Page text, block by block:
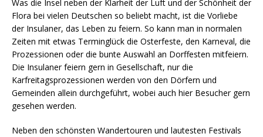
Was die Insel neben der Klarheit der Luft und der Schönheit der
Flora bei vielen Deutschen so beliebt macht, ist die Vorliebe
der Insulaner, das Leben zu feiern. So kann man in normalen
Zeiten mit etwas Terminglück die Osterfeste, den Karneval, die
Prozessionen oder die bunte Auswahl an Dorffesten mitfeiern.
Die Insulaner feiern gern in Gesellschaft, nur die
Karfreitagsprozessionen werden von den Dörfern und
Gemeinden allein durchgeführt, wobei auch hier Besucher gern
gesehen werden.
Neben den schönsten Wandertouren und lautesten Festivals